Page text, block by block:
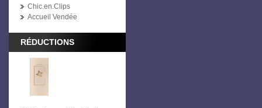
Chic.en.Clips
Accueil Vendée
RÉDUCTIONS